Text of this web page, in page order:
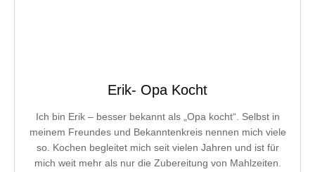
Erik- Opa Kocht
Ich bin Erik – besser bekannt als „Opa kocht“. Selbst in
meinem Freundes und Bekanntenkreis nennen mich viele
so. Kochen begleitet mich seit vielen Jahren und ist für
mich weit mehr als nur die Zubereitung von Mahlzeiten.